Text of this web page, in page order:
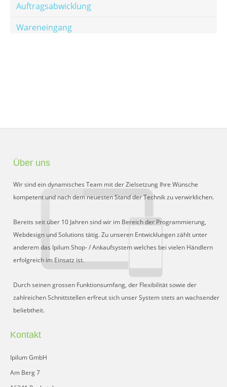
Auftragsabwicklung
Wareneingang
Sperrliste
Zustands-Abfragen
Wareneingang
Bar-Ankauf
Tagesabschluss
FAQ
Über uns
Wir sind ein dynamisches Team mit der Zielsetzung Ihre Wünsche
kompetent und nach dem neuesten Stand der Technik zu verwirklichen.
Bereits seit über 10 Jahren sind wir im Bereich der Programmierung,
Webdesign und Solutions tätig. Zu unseren Entwicklungen zählt unter
anderem das Ipilum Shop- / Ankaufsystem welches bei vielen Händlern
erfolgreich im Einsatz ist.
Durch seinen grossen Funktionsumfang, der Flexibilität sowie der
zahlreichen Schnittstellen erfreut sich unser System stets an wachsender
beliebtheit.
Kontakt
Ipilum GmbH
Am Berg 7